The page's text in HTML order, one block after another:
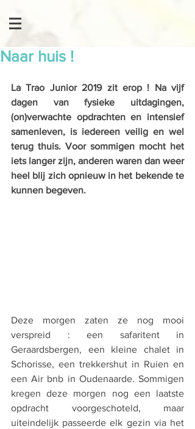
Naar huis !
La Trao Junior 2019 zit erop ! Na vijf
dagen van fysieke uitdagingen,
(on)verwachte opdrachten en intensief
samenleven, is iedereen veilig en wel
terug thuis. Voor sommigen mocht het
iets langer zijn, anderen waren dan weer
heel blij zich opnieuw in het bekende te
kunnen begeven.
Deze morgen zaten ze nog mooi
verspreid : een safaritent in
Geraardsbergen, een kleine chalet in
Schorisse, een trekkershut in Ruien en
een Air bnb in Oudenaarde. Sommigen
kregen deze morgen nog een laatste
opdracht voorgeschoteld, maar
uiteindelijk passeerde elk gezin via het